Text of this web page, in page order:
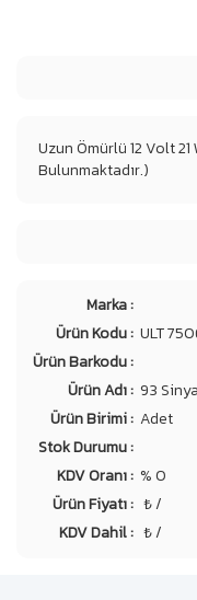
Uzun Ömürlü 12 Volt
Bulunmaktadır.)
Marka :
Ürün Kodu : ULT
Ürün Barkodu :
Ürün Adı : 93
Ürün Birimi : Adet
Stok Durumu :
KDV Oranı : % 0
Ürün Fiyatı : ₺ /
KDV Dahil : ₺ /